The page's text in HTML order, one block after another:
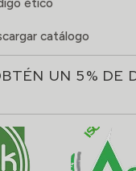
ético
catálogo
UN 5% DE